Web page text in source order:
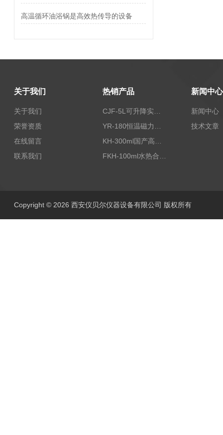
高温循环油浴锅是高效热传导的设备
关于我们
关于我们
荣誉资质
在线留言
联系我们
热销产品 新闻中心
新闻中心
技术文章
Copyright © 2026 西安仪贝尔仪器设备有限公司 版权所有